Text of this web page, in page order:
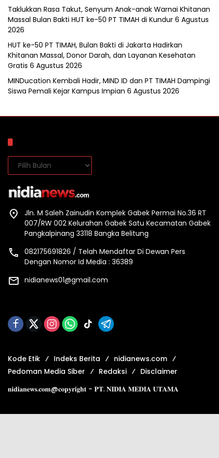
Taklukkan Rasa Takut, Senyum Anak-anak Warnai Khitanan
Massal Bulan Bakti HUT ke-50 PT TIMAH di Kundur 6 Agustus
2026
HUT ke-50 PT TIMAH, Bulan Bakti di Jakarta Hadirkan
Khitanan Massal, Donor Darah, dan Layanan Kesehatan
Gratis 6 Agustus 2026
MINDucation Kembali Hadir, MIND ID dan PT TIMAH Dampingi
Siswa Pemali Kejar Kampus Impian 6 Agustus 2026
Arsip
Jln. M Saleh Zainudin Komplek Gabek Permai No.36 RT
007/RW 002 Kelurahan Gabek Satu Kecamatan Gabek
Pangkalpinang 33118 Bangka Belitung
082175691826 / Telah Mendaftar Di Dewan Pers
Dengan Nomor Id Media : 36389
nidianews01@gmail.com
Kode Etik Indeks Berita
nidianews.com
Pedoman Media Siber
Redaksi
Disclaimer
𝐧𝐢𝐝𝐢𝐚𝐧𝐞𝐰𝐬.𝐜𝐨𝐦@𝐜𝐨𝐩𝐲𝐫𝐢𝐠𝐡𝐭 - 𝐏𝐓. 𝐍𝐈𝐃𝐈𝐀 𝐌𝐄𝐃𝐈𝐀 𝐔𝐓𝐀𝐌𝐀